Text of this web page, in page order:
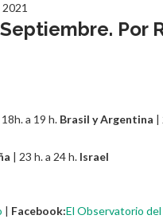
2021
Por
a 19 h. Brasil y Argentina |
| 23 h. a 24 h. Israel
| Facebook:El Observatorio